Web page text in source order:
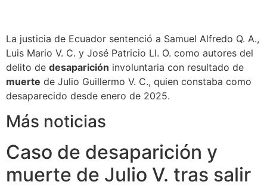
La justicia de Ecuador sentenció a Samuel Alfredo Q. A.,
Luis Mario V. C. y José Patricio Ll. O. como autores del
delito de desaparición involuntaria con resultado de
muerte de Julio Guillermo V. C., quien constaba como
desaparecido desde enero de 2025.
Más noticias
Caso de desaparición y
muerte de Julio V. tras salir